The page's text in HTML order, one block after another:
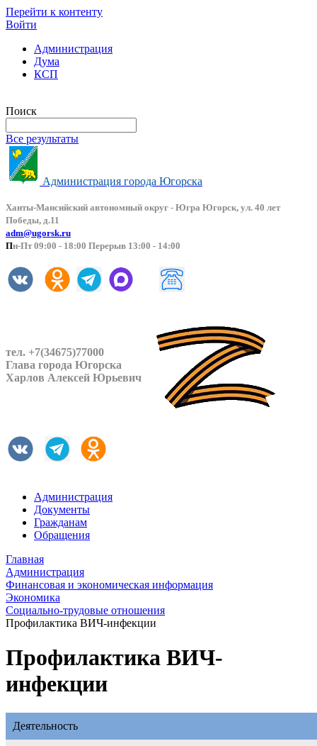
Перейти к контенту
Войти
Администрация
Дума
КСП
Поиск
Все результаты
Администрация города Югорска
Ханты-Мансийский автономный округ - Югра Югорск, ул. 40 лет
Победы, д.11
adm@ugorsk.ru
Пн-Пт 09:00 - 18:00 Перерыв 13:00 - 14:00
тел. +7(34675)77000
Глава города Югорска
Харлов Алексей Юрьевич
Администрация
Документы
Гражданам
Обращения
Главная
Администрация
Финансовая и экономическая информация
Экономика
Социально-трудовые отношения
Профилактика ВИЧ-инфекции
Профилактика ВИЧ-
инфекции
Деятельность